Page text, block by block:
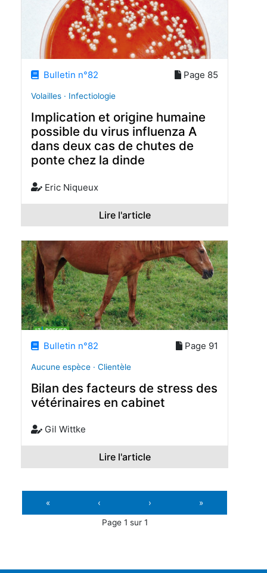
Bulletin n°82 Page 85
Volailles · Infectiologie
Implication et origine humaine
possible du virus influenza A
dans deux cas de chutes de
ponte chez la dinde
Eric Niqueux
Lire l'article
Bulletin n°82 Page 91
Aucune espèce · Clientèle
Bilan des facteurs de stress des
vétérinaires en cabinet
Gil Wittke
Lire l'article
« ‹ › »
Page 1 sur 1